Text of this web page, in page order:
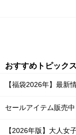
おすすめトピックス
【福袋2026年】最新
セールアイテム販売
【2026年版】大人女